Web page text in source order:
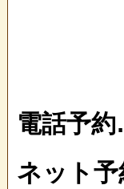
電話予
ネット